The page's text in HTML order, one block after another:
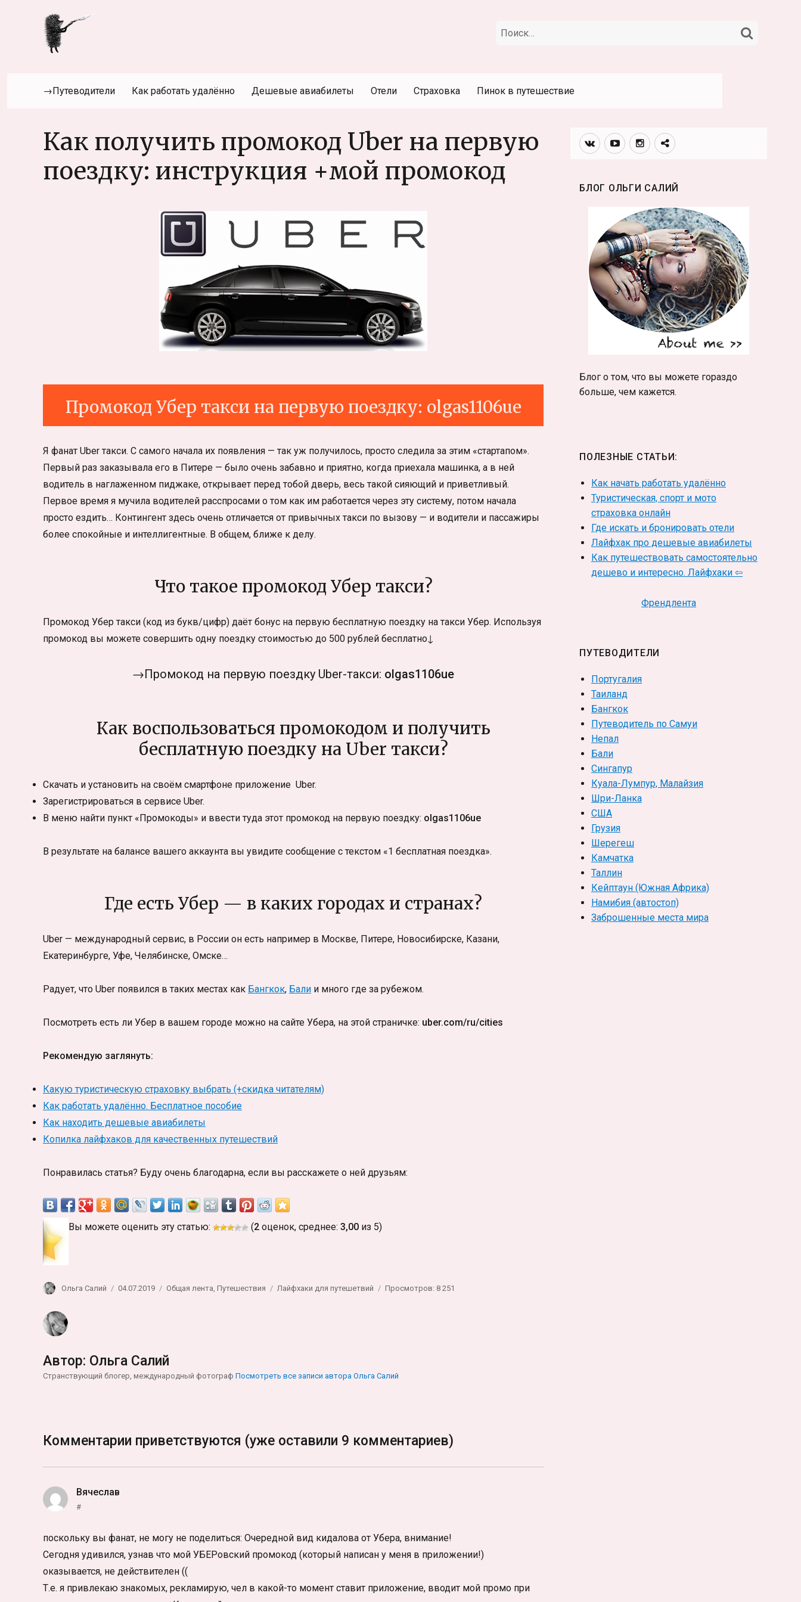
Искать:
→Путеводители Как работать удалённо Дешевые авиабилеты Отели Страховка Пинок в путешествие
Как получить промокод Uber на первую
поездку: инструкция +мой промокод
Промокод Убер такси на первую поездку: olgas1106ue
Я фанат Uber такси. С самого начала их появления — так уж получилось, просто следила за этим «стартапом».
Первый раз заказывала его в Питере — было очень забавно и приятно, когда приехала машинка, а в ней
водитель в наглаженном пиджаке, открывает перед тобой дверь, весь такой сияющий и приветливый.
Первое время я мучила водителей расспросами о том как им работается через эту систему, потом начала
просто ездить… Контингент здесь очень отличается от привычных такси по вызову — и водители и пассажиры
более спокойные и интеллигентные. В общем, ближе к делу.
Что такое промокод Убер такси?
Промокод Убер такси (код из букв/цифр) даёт бонус на первую бесплатную поездку на такси Убер. Используя
промокод вы можете совершить одну поездку стоимостью до 500 рублей бесплатно↓
→Промокод на первую поездку Uber-такси: olgas1106ue
Как воспользоваться промокодом и получить
бесплатную поездку на Uber такси?
Скачать и установить на своём смартфоне приложение Uber.
Зарегистрироваться в сервисе Uber.
В меню найти пункт «Промокоды» и ввести туда этот промокод на первую поездку: olgas1106ue
В результате на балансе вашего аккаунта вы увидите сообщение с текстом «1 бесплатная поездка».
Где есть Убер — в каких городах и странах?
Uber — международный сервис, в России он есть например в Москве, Питере, Новосибирске, Казани,
Екатеринбурге, Уфе, Челябинске, Омске…
Радует, что Uber появился в таких местах как Бангкок, Бали и много где за рубежом.
Посмотреть есть ли Убер в вашем городе можно на сайте Убера, на этой страничке: uber.com/ru/cities
Рекомендую заглянуть:
Какую туристическую страховку выбрать (+скидка читателям)
Как работать удалённо. Бесплатное пособие
Как находить дешевые авиабилеты
Копилка лайфхаков для качественных путешествий
Понравилась статья? Буду очень благодарна, если вы расскажете о ней друзьям:
Вы можете оценить эту статью: (2 оценок, среднее: 3,00 из 5)
Автор
Ольга Салий Опубликовано
04.07.2019 Рубрики
Общая лента, Путешествия Метки
Лайфхаки для путешетвий Просмотров: 8 251
Автор: Ольга Салий
Странствующий блогер, международный фотограф Посмотреть все записи автора Ольга Салий
Комментарии приветствуются (уже оставили 9 комментариев)
Вячеслав
#
поскольку вы фанат, не могу не поделиться: Очередной вид кидалова от Убера, внимание!
Сегодня удивился, узнав что мой УБЕРовский промокод (который написан у меня в приложении!)
оказывается, не действителен ((
Т.е. я привлекаю знакомых, рекламирую, чел в какой-то момент ставит приложение, вводит мой промо при
Вконтакте
YoutubeИнстаграмм
Телеграм
БЛОГ ОЛЬГИ САЛИЙ
Блог о том, что вы можете гораздо
больше, чем кажется.
ПОЛЕЗНЫЕ СТАТЬИ:
Как начать работать удалённо
Туристическая, спорт и мото
страховка онлайн
Где искать и бронировать отели
Лайфхак про дешевые авиабилеты
Как путешествовать самостоятельно
дешево и интересно. Лайфхаки ⇦
Френдлента
ПУТЕВОДИТЕЛИ
Португалия
Таиланд
Бангкок
Путеводитель по Самуи
Непал
Бали
Сингапур
Куала-Лумпур, Малайзия
Шри-Ланка
США
Грузия
Шерегеш
Камчатка
Таллин
Кейптаун (Южная Африка)
Намибия (автостоп)
Заброшенные места мира